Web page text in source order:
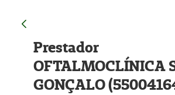
Prestador
OFTALMOCLÍNICA
GONÇALO